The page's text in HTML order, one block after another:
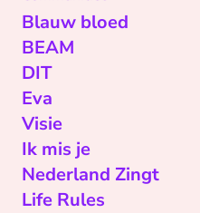
Blauw bloed
BEAM
DIT
Eva
Visie
Ik mis je
Nederland Zingt
Life Rules